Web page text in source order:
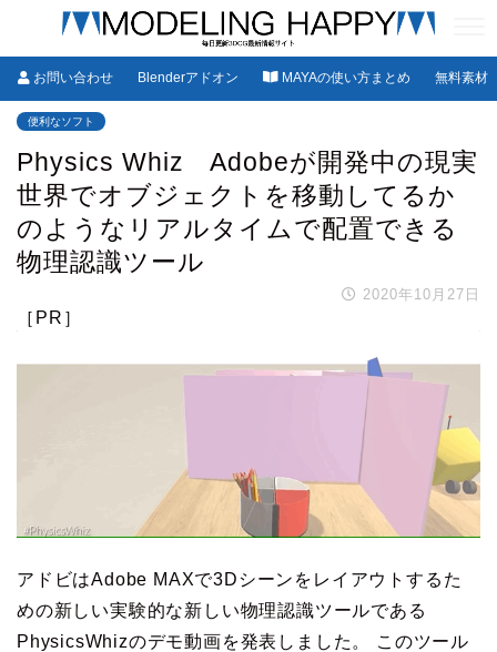
お問い合わせ Blenderアドオン MAYAの使い方まとめ 無料素材
便利なソフト
Physics Whiz Adobeが開発中の現実
世界でオブジェクトを移動してるか
のようなリアルタイムで配置できる
物理認識ツール
2020年10月27日
［PR］
アドビはAdobe MAXで3Dシーンをレイアウトするた
めの新しい実験的な新しい物理認識ツールである
PhysicsWhizのデモ動画を発表しました。 このツール